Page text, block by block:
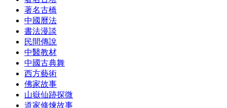
著名古橋
中國曆法
書法漫談
民間傳說
中醫教材
中國古典舞
西方藝術
佛家故事
山嶽仙跡探微
道家修煉故事